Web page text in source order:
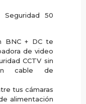
Seguridad 50
BNC + DC te
de video
CCTV sin
cable de
tus cámaras
alimentación